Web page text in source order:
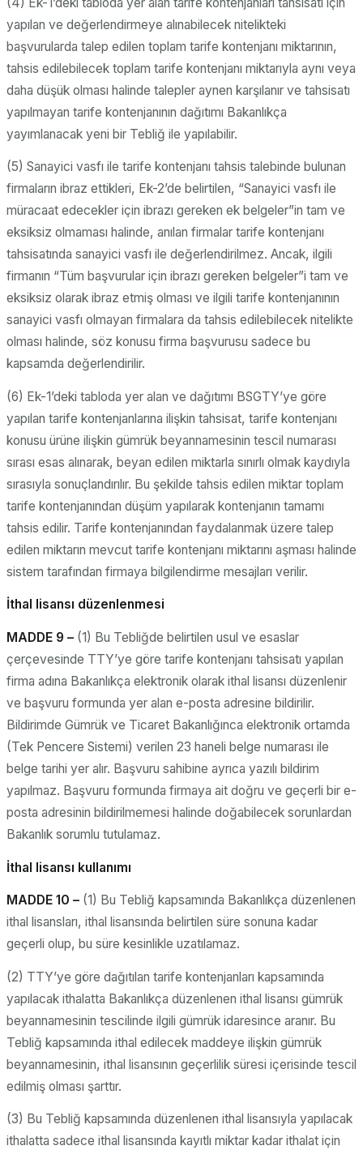
yapılan ve değerlendirmeye alınabilecek nitelikteki
başvurularda talep edilen toplam tarife kontenjanı miktarının,
tahsis edilebilecek toplam tarife kontenjanı miktarıyla aynı veya
daha düşük olması halinde talepler aynen karşılanır ve tahsisatı
yapılmayan tarife kontenjanının dağıtımı Bakanlıkça
yayımlanacak yeni bir Tebliğ ile yapılabilir.
(5) Sanayici vasfı ile tarife kontenjanı tahsis talebinde bulunan
firmaların ibraz ettikleri, Ek-2’de belirtilen, “Sanayici vasfı ile
müracaat edecekler için ibrazı gereken ek belgeler”in tam ve
eksiksiz olmaması halinde, anılan firmalar tarife kontenjanı
tahsisatında sanayici vasfı ile değerlendirilmez. Ancak, ilgili
firmanın “Tüm başvurular için ibrazı gereken belgeler”i tam ve
eksiksiz olarak ibraz etmiş olması ve ilgili tarife kontenjanının
sanayici vasfı olmayan firmalara da tahsis edilebilecek nitelikte
olması halinde, söz konusu firma başvurusu sadece bu
kapsamda değerlendirilir.
(6) Ek-1’deki tabloda yer alan ve dağıtımı BSGTY’ye göre
yapılan tarife kontenjanlarına ilişkin tahsisat, tarife kontenjanı
konusu ürüne ilişkin gümrük beyannamesinin tescil numarası
sırası esas alınarak, beyan edilen miktarla sınırlı olmak kaydıyla
sırasıyla sonuçlandırılır. Bu şekilde tahsis edilen miktar toplam
tarife kontenjanından düşüm yapılarak kontenjanın tamamı
tahsis edilir. Tarife kontenjanından faydalanmak üzere talep
edilen miktarın mevcut tarife kontenjanı miktarını aşması halinde
sistem tarafından firmaya bilgilendirme mesajları verilir.
İthal lisansı düzenlenmesi
MADDE 9 – (1) Bu Tebliğde belirtilen usul ve esaslar
çerçevesinde TTY’ye göre tarife kontenjanı tahsisatı yapılan
firma adına Bakanlıkça elektronik olarak ithal lisansı düzenlenir
ve başvuru formunda yer alan e-posta adresine bildirilir.
Bildirimde Gümrük ve Ticaret Bakanlığınca elektronik ortamda
(Tek Pencere Sistemi) verilen 23 haneli belge numarası ile
belge tarihi yer alır. Başvuru sahibine ayrıca yazılı bildirim
yapılmaz. Başvuru formunda firmaya ait doğru ve geçerli bir e-
posta adresinin bildirilmemesi halinde doğabilecek sorunlardan
Bakanlık sorumlu tutulamaz.
İthal lisansı kullanımı
MADDE 10 – (1) Bu Tebliğ kapsamında Bakanlıkça düzenlenen
ithal lisansları, ithal lisansında belirtilen süre sonuna kadar
geçerli olup, bu süre kesinlikle uzatılamaz.
(2) TTY’ye göre dağıtılan tarife kontenjanları kapsamında
yapılacak ithalatta Bakanlıkça düzenlenen ithal lisansı gümrük
beyannamesinin tescilinde ilgili gümrük idaresince aranır. Bu
Tebliğ kapsamında ithal edilecek maddeye ilişkin gümrük
beyannamesinin, ithal lisansının geçerlilik süresi içerisinde tescil
edilmiş olması şarttır.
(3) Bu Tebliğ kapsamında düzenlenen ithal lisansıyla yapılacak
ithalatta sadece ithal lisansında kayıtlı miktar kadar ithalat için